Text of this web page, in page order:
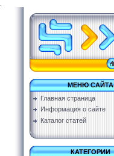
МЕНЮ САЙТА
Главная страница
Информация о сайте
Каталог статей
КАТЕГОРИИ